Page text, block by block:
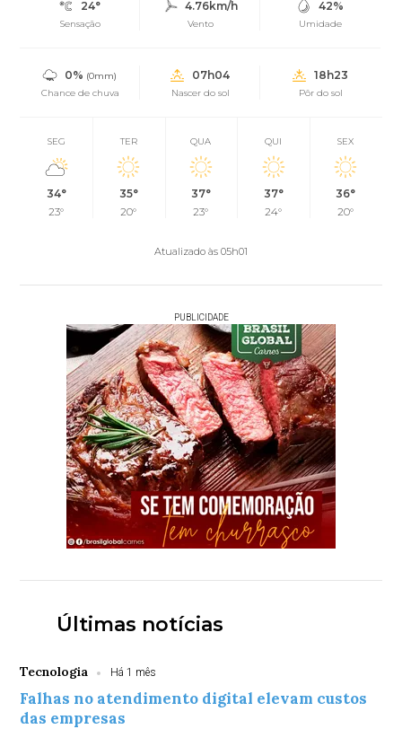
24°
Sensação
4.76km/h
Vento
42%
Umidade
0% (0mm)
Chance de chuva
07h04
Nascer do sol
18h23
Pôr do sol
SEG
34°
23°
TER
35°
20°
QUA
37°
23°
QUI
37°
24°
SEX
36°
20°
Atualizado às 05h01
PUBLICIDADE
Últimas notícias
Tecnologia Há 1 mês
Falhas no atendimento digital elevam custos
das empresas